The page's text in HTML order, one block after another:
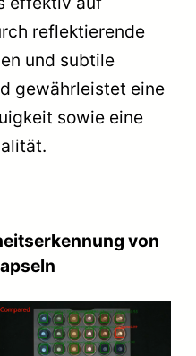
reflektierende
und subtile
gewährleistet eine
sowie eine
von